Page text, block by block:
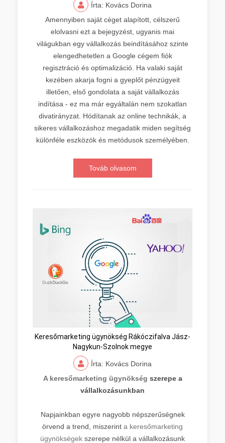
Írta: Kovács Dorina
Amennyiben saját céget alapított, célszerű
elolvasni ezt a bejegyzést, ugyanis mai
világukban egy vállalkozás beindításához szinte
elengedhetetlen a Google cégem fiók
regisztráció és optimalizáció. Ha valaki saját
kezében akarja fogni a gyeplőt pénzügyeit
illetően, első gondolata a saját vállalkozás
indítása - ez ma már egyáltalán nem szokatlan
divatirányzat. Hódítanak az online technikák, a
sikeres vállalkozáshoz megadatik miden segítség
különféle eszközök és metódusok személyében.
Továb olvasom
Keresőmarketing ügynökség Rákóczifalva Jász-
Nagykun-Szolnok megye
Írta: Kovács Dorina
A keresőmarketing ügynökség szerepe a
vállalkozásunkban
Napjainkban egyre nagyobb népszerűségnek
örvend a trend, miszerint a keresőmarketing
ügynökségek szerepe nélkül a vállalkozásunk